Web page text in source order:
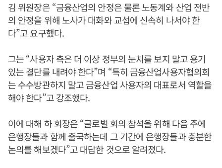
김 위원장은 “금융산업의 안정은 물론 노동계와 산업 전반
의 안정을 위해 노사가 대화와 교섭에 신속히 나서야 한
다”고 요구했다.
그는 “사용자 측은 더 이상 정부의 눈치를 보지 말고 용기
있는 결단를 내려야 한다”며 “특히 금융산업사용자협의회
는 수수방관하지 말고 금융산업 사용자의 대표로서 역할을
해야 한다”고 강조했다.
이에 대해 하 회장은 “글로벌 회의 참석을 위해 다음 주에
은행장들과 함께 출국하는데 그 기간에 은행장들과 충분한
논의를 해보겠다”고 대답한 것으로 알려졌다.